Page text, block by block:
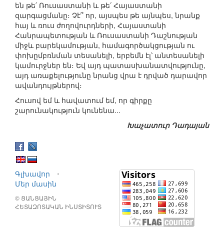
են թե՛ Ռուսաստանի և թե՛ Հայաստանի
զարգացմանը։ Չէ՞ որ, այսպես թե այնպես, նրանք
հայ և ռուս ժողովուրդների, Հայաստանի
Հանրապետության և Ռուսաստանի Դաշնության
միջև բարեկամության, համագործակցության ու
փոխըմբռնման տեսանելի, երբեմն էլ՝ անտեսանելի
կամուրջներ են։ Եվ այդ պատասխանատվությունը,
այդ առաքելությունը նրանց վրա է դրված դարավոր
ավանդույթներով։
Հուսով եմ և հավատում եմ, որ գիրքը
շարունակություն կունենա...
Խաչատուր Դադայան
Գլխավոր
⋅
Մեր մասին
© ՑԱՆՑԱՅԻՆ
ՀԵՏԱԶՈՏԱԿԱՆ ԻՆՍՏԻՏՈՒՏ